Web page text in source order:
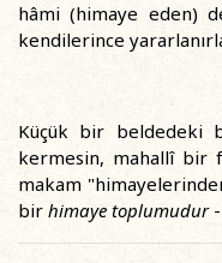
hâmi (himaye eden)
kendilerince
Küçük bir beldedeki
kermesin, mahallî bir
makam
bir himaye toplumudur-